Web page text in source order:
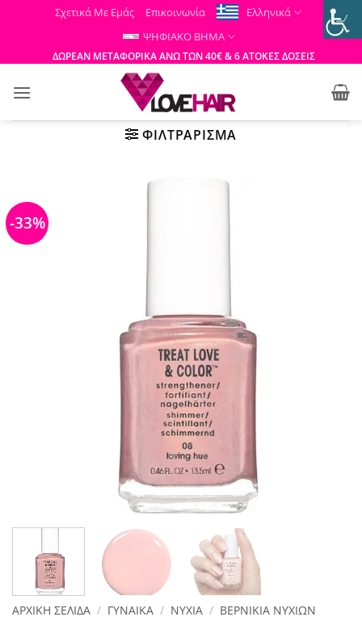
Μετάβαση
περιεχόμενο
Σχετικά Με Εμάς Επικοινωνία
Ελληνικά
ΨΗΦΙΑΚΟ ΒΗΜΑ
ΔΩΡΕΑΝ ΜΕΤΑΦΟΡΙΚΑ ΑΝΩ ΤΩΝ 40€ & 6 ΑΤΟΚΕΣ ΔΟΣΕΙΣ
ΦΙΛΤΡΆΡΙΣΜΑ
-33%
ΑΡΧΙΚΉ ΣΕΛΊΔΑ / ΓΥΝΑΙΚΑ / ΝΎΧΙΑ / ΒΕΡΝΊΚΙΑ ΝΥΧΙΏΝ